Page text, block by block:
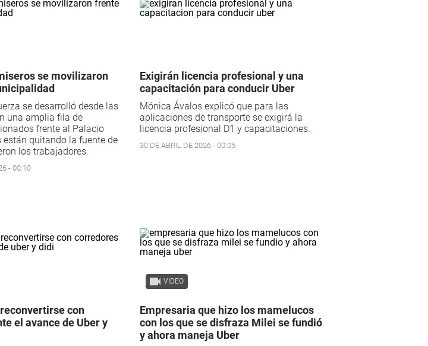
se movilizaron
se desarrolló desde las
una amplia fila de
frente al Palacio
están quitando la fuente de
los trabajadores.
- 00:10
Exigirán licencia profesional y una
capacitación para conducir Uber
Mónica Ávalos explicó que para las
aplicaciones de transporte se exigirá la
licencia profesional D1 y capacitaciones.
30 DE ABRIL DE 2026 - 00:05
con
el avance de Uber y
VIDEO
Empresaria que hizo los mamelucos
con los que se disfraza Milei se fundió
y ahora maneja Uber